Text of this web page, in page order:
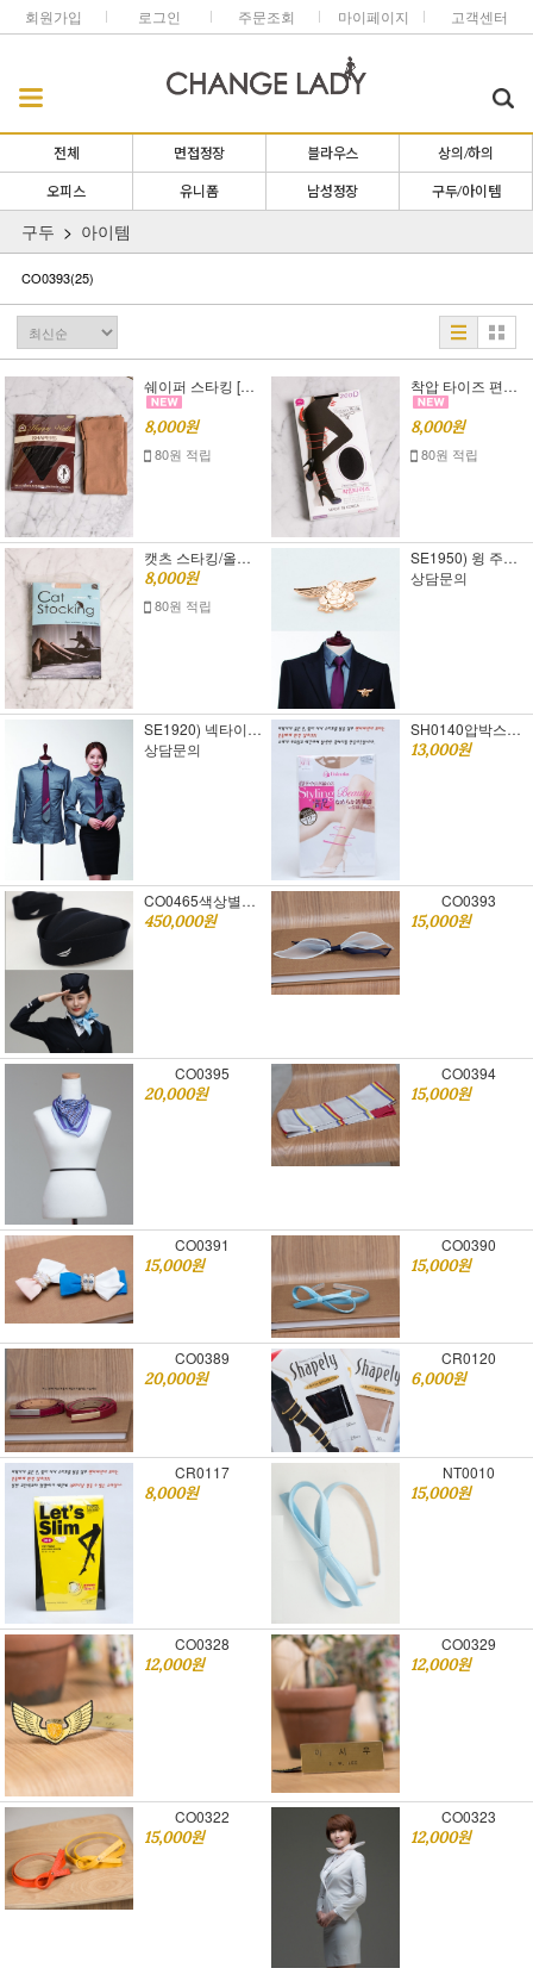
회원가입 로그인 주문조회 마이페이지 고객센터
전체 면접정장 블라우스 상의/하의
오피스 유니폼 남성정장 구두/아이템
구두 아이템
CO0393(25)
쉐이퍼 스타킹 [커피,블랙]
8,000원
80원 적립
착압 타이즈 편안한 착용감b
8,000원
80원 적립
캣츠 스타킹/올풀림 방지 스타킹
8,000원
80원 적립
SE1950) 윙 주문제작가능 단체주문환영 미니멈50개
상담문의
SE1920) 넥타이 주문제작가능 단체주문환영 미니멈50장
상담문의
SH0140압박스타킹 셀룰라이트 고민끝~
13,000원
CO0465색상별주문가능
450,000원
CO0393
15,000원
CO0395
20,000원
CO0394
15,000원
CO0391
15,000원
CO0390
15,000원
CO0389
20,000원
CR0120
6,000원
CR0117
8,000원
NT0010
15,000원
CO0328
12,000원
CO0329
12,000원
CO0322
15,000원
CO0323
12,000원